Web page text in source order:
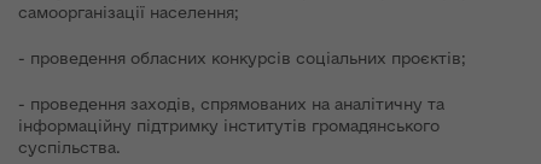
самоорганізації населення;
- проведення обласних конкурсів соціальних проєктів;
- проведення заходів, спрямованих на аналітичну та
інформаційну підтримку інститутів громадянського
суспільства.